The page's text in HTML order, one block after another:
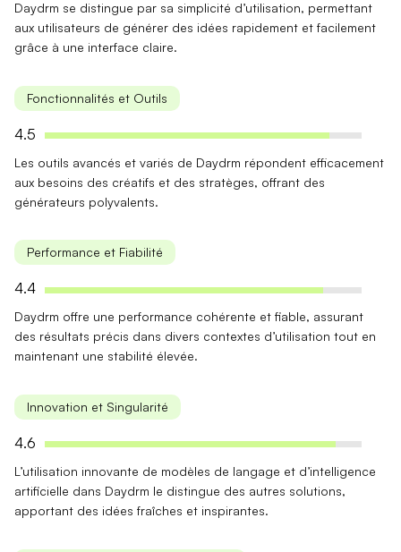
Daydrm se distingue par sa simplicité d’utilisation, permettant
aux utilisateurs de générer des idées rapidement et facilement
grâce à une interface claire.
Fonctionnalités et Outils
4.5
Les outils avancés et variés de Daydrm répondent efficacement
aux besoins des créatifs et des stratèges, offrant des
générateurs polyvalents.
Performance et Fiabilité
4.4
Daydrm offre une performance cohérente et fiable, assurant
des résultats précis dans divers contextes d’utilisation tout en
maintenant une stabilité élevée.
Innovation et Singularité
4.6
L’utilisation innovante de modèles de langage et d’intelligence
artificielle dans Daydrm le distingue des autres solutions,
apportant des idées fraîches et inspirantes.